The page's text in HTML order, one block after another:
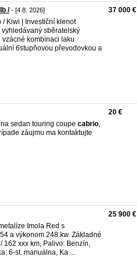
/- [4.8. 2026]
Kiwi | Investiční klenot
sběratelský
kombinaci laku
6stupňovou převodovkou a
37 000 €
sedan touring coupe cabrio,
záujmu ma kontaktujte
20 €
Imola Red s
a výkonom 248 kw. Základné
162 xxx km, Palivo: Benzín,
6-st. manuálna, Ka ...
25 900 €